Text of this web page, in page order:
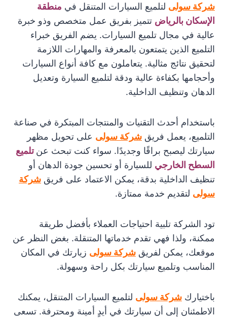
شركة سولى لتلميع السيارات المتنقل في منطقة
الإسكان بالرياض تتميز بفريق عمل متخصص وذو خبرة
عالية في مجال تلميع السيارات. يضم الفريق خبراء
التلميع الذين يتمتعون بالمعرفة والمهارات اللازمة
لتحقيق نتائج مثالية. يتعاملون مع كافة أنواع السيارات
وأحجامها بكفاءة عالية ودقة لتلميع السيارة وتعديل
الدهان وتنظيف الداخلية.
باستخدام أحدث التقنيات والمنتجات المبتكرة في صناعة
التلميع، يعمل فريق شركة سولى على تحويل مظهر
سيارتك ليصبح براقًا وجديدًا. سواء كنت تبحث عنتلميع
السطح الخارجي للسيارة أو تحسين جودة الدهان أو
تنظيف الداخلية بدقة، يمكن الاعتماد على فريق شركة
سولى لتقديم خدمة ممتازة.
تود الشركة تلبية احتياجات العملاء بأفضل طريقة
ممكنة، ولذا فهي تقدم خدماتها المتنقلة. بغض النظر عن
موقعك، يمكن لفريق شركة سولى زيارتك في المكان
المناسب وتلميع سيارتك بكل راحة وسهولة.
باختيارك شركة سولى لتلميع السيارات المتنقل، يمكنك
الاطمئنان إلى أن سيارتك في أيدٍ أمينة ومحترفة. تسعى